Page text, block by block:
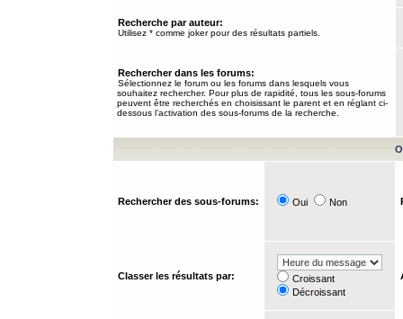
Recherche par auteur:
Utilisez * comme joker pour des résultats partiels.
Rechercher dans les forums:
Sélectionnez le forum ou les forums dans lesquels vous
souhaitez rechercher. Pour plus de rapidité, tous les sous-forums
peuvent être recherchés en choisissant le parent et en réglant ci-
dessous l’activation des sous-forums de la recherche.
Rechercher des sous-forums: Oui Non
Classer les résultats par:
Croissant
Décroissant